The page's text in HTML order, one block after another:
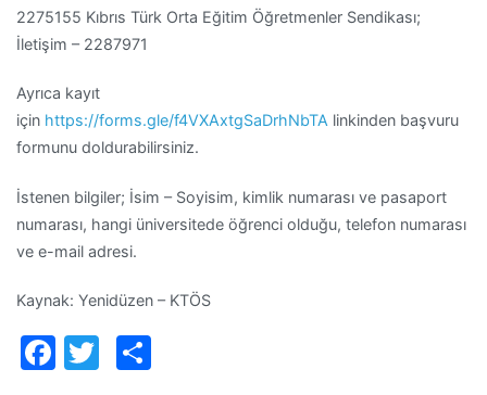
2275155 Kıbrıs Türk Orta Eğitim Öğretmenler Sendikası;
İletişim – 2287971
Ayrıca kayıt
için https://forms.gle/f4VXAxtgSaDrhNbTA linkinden başvuru
formunu doldurabilirsiniz.
İstenen bilgiler; İsim – Soyisim, kimlik numarası ve pasaport
numarası, hangi üniversitede öğrenci olduğu, telefon numarası
ve e-mail adresi.
Kaynak: Yenidüzen – KTÖS
Facebook
Twitter